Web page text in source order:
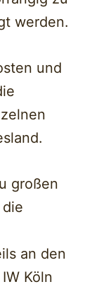
werden.
und
großen
an den
Köln